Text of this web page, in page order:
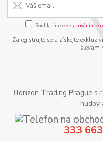
Souhlasím se zpracováním
Zaregistrujte se a získejte
slevám
Horizon Trading Prague
hudby
333